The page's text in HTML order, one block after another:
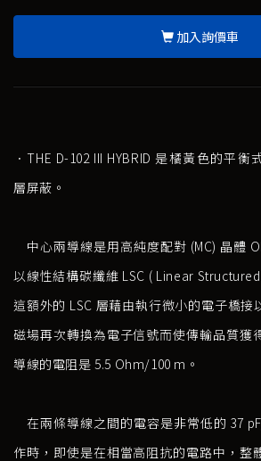
加入詢價車
．THE D-102 III HYBRID 是橘黃色的平
層屏蔽。
中心兩導線是用高純度配對 (MC) 晶體
以線性結構碳纖維 LSC ( Linear
這額外的 LSC 層藉由執行微小的電子橋接
磁場再次轉換為電子信號而使傳輸品質獲
導線的電阻是 5.5 Ohm/100 m。
在兩條導線之間的電容是非常低的 37
作時，即使是在相當高阻抗的電路中，整